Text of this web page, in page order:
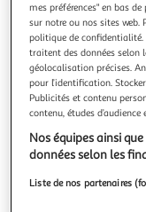
4.2 (4)
PEDIGREE
Croquettes au
grand chien adulte
Aliment complet
Légumes. Les
chien un repas
taille et à son âge,
prebiotiques et
artificiels ajoutés.
En savoir +
3kg
Vous voulez
mes préférences" en bas
sur notre ou nos sites web.
politique de confidentialité.
traitent des données selon
géolocalisation précises.
pour l’identification.
Publicités et contenu
contenu, études
Nos équipes ainsi
données selon les
Liste de nos partenaires